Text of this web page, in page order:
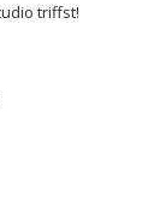
triffst!